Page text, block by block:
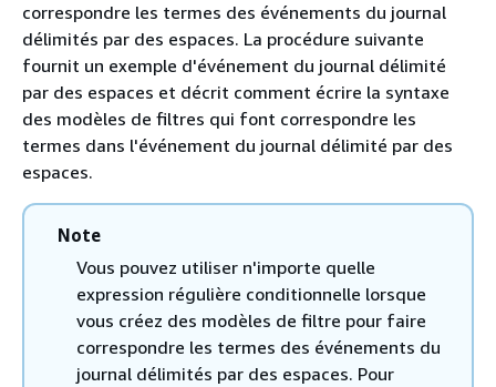
correspondre les termes des événements du journal
délimités par des espaces. La procédure suivante
fournit un exemple d'événement du journal délimité
par des espaces et décrit comment écrire la syntaxe
des modèles de filtres qui font correspondre les
termes dans l'événement du journal délimité par des
espaces.
Note
Vous pouvez utiliser n'importe quelle
expression régulière conditionnelle lorsque
vous créez des modèles de filtre pour faire
correspondre les termes des événements du
journal délimités par des espaces. Pour